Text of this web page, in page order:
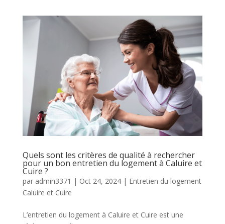
Quels sont les critères de qualité à rechercher
pour un bon entretien du logement à Caluire et
Cuire ?
par admin3371 | Oct 24, 2024| Entretien du logement
Caluire et Cuire
L’entretien du logement à Caluire et Cuire est une